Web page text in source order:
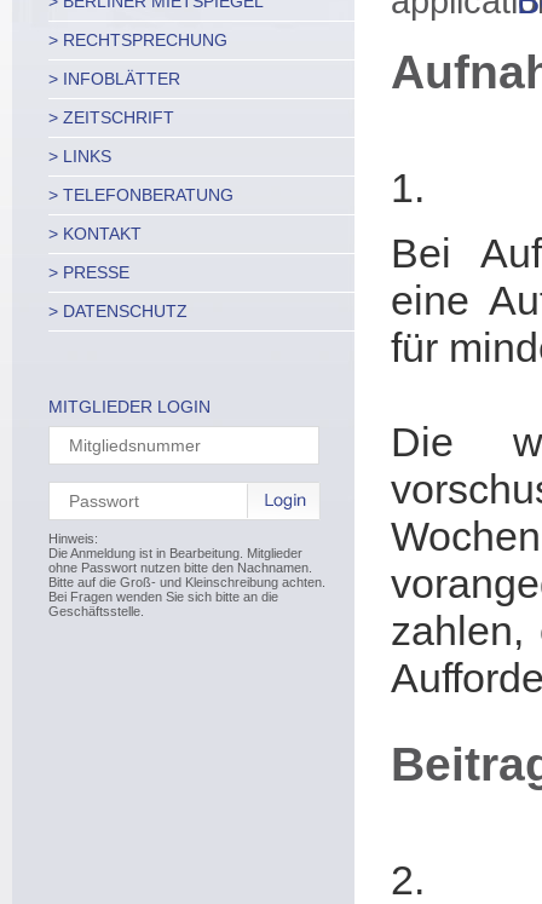
> RECHTSPRECHUNG
> INFOBLÄTTER
> ZEITSCHRIFT
> LINKS
> TELEFONBERATUNG
> KONTAKT
> PRESSE
> DATENSCHUTZ
MITGLIEDER LOGIN
Hinweis:
Die Anmeldung ist in Bearbeitung. Mitglieder
ohne Passwort nutzen bitte den Nachnamen.
Bitte auf die Groß- und Kleinschreibung achten.
Bei Fragen wenden Sie sich bitte an die
Geschäftsstelle.
1.
Bei
eine
für
Die
zahlen,
2.